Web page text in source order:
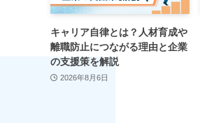
キャリア自律とは？人材育成や
離職防止につながる理由と企業
の支援策を解説
2026年8月6日